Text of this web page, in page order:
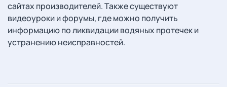
сайтах производителей. Также существуют
видеоуроки и форумы, где можно получить
информацию по ликвидации водяных протечек и
устранению неисправностей.